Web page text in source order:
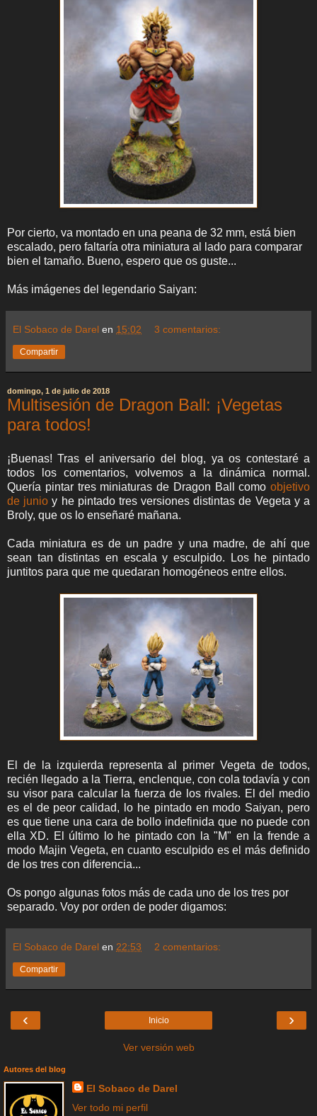
Por cierto, va montado en una peana de 32 mm, está bien
escalado, pero faltaría otra miniatura al lado para comparar
bien el tamaño. Bueno, espero que os guste...
Más imágenes del legendario Saiyan:
El Sobaco de Darel en 15:02 3 comentarios:
Compartir
domingo, 1 de julio de 2018
Multisesión de Dragon Ball: ¡Vegetas
para todos!
¡Buenas! Tras el aniversario del blog, ya os contestaré a
todos los comentarios, volvemos a la dinámica normal.
Quería pintar tres miniaturas de Dragon Ball como objetivo
de junio y he pintado tres versiones distintas de Vegeta y a
Broly, que os lo enseñaré mañana.
Cada miniatura es de un padre y una madre, de ahí que
sean tan distintas en escala y esculpido. Los he pintado
juntitos para que me quedaran homogéneos entre ellos.
El de la izquierda representa al primer Vegeta de todos,
recién llegado a la Tierra, enclenque, con cola todavía y con
su visor para calcular la fuerza de los rivales. El del medio
es el de peor calidad, lo he pintado en modo Saiyan, pero
es que tiene una cara de bollo indefinida que no puede con
ella XD. El último lo he pintado con la "M" en la frende a
modo Majin Vegeta, en cuanto esculpido es el más definido
de los tres con diferencia...
Os pongo algunas fotos más de cada uno de los tres por
separado. Voy por orden de poder digamos:
El Sobaco de Darel en 22:53 2 comentarios:
Compartir
‹ ›
Inicio
Ver versión web
Autores del blog
El Sobaco de Darel
Ver todo mi perfil